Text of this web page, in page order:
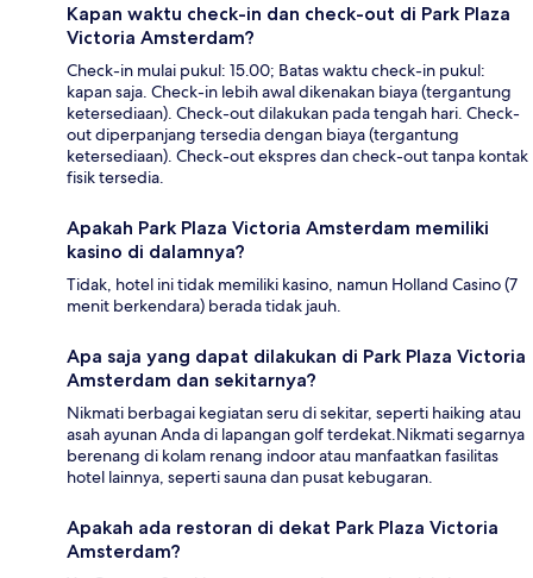
Kapan waktu check-in dan check-out di Park Plaza
Victoria Amsterdam?
Check-in mulai pukul: 15.00; Batas waktu check-in pukul:
kapan saja. Check-in lebih awal dikenakan biaya (tergantung
ketersediaan). Check-out dilakukan pada tengah hari. Check-
out diperpanjang tersedia dengan biaya (tergantung
ketersediaan). Check-out ekspres dan check-out tanpa kontak
fisik tersedia.
Apakah Park Plaza Victoria Amsterdam memiliki
kasino di dalamnya?
Tidak, hotel ini tidak memiliki kasino, namun Holland Casino (7
menit berkendara) berada tidak jauh.
Apa saja yang dapat dilakukan di Park Plaza Victoria
Amsterdam dan sekitarnya?
Nikmati berbagai kegiatan seru di sekitar, seperti haiking atau
asah ayunan Anda di lapangan golf terdekat.Nikmati segarnya
berenang di kolam renang indoor atau manfaatkan fasilitas
hotel lainnya, seperti sauna dan pusat kebugaran.
Apakah ada restoran di dekat Park Plaza Victoria
Amsterdam?